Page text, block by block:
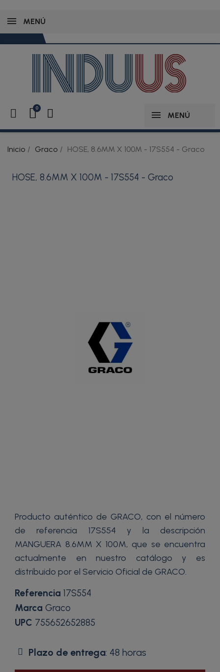
MENÚ
MENÚ
Inicio Graco HOSE, 8.6MM X 100M - 17S554 - Graco
HOSE, 8.6MM X 100M - 17S554 - Graco
Producto auténtico de GRACO, con el número
de referencia 17S554 y la descripción
MANGUERA 8.6MM X 100M, que se encuentra
actualmente en nuestro catálogo y es
distribuido por el Servicio Oficial de GRACO.
Referencia 17S554
Marca Graco
UPC 755652652885
Plazo de entrega: 48 horas